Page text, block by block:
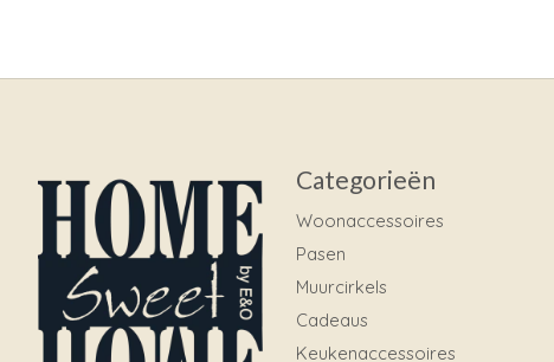
Categorieën
Woonaccessoires
Pasen
Muurcirkels
Cadeaus
Keukenaccessoires